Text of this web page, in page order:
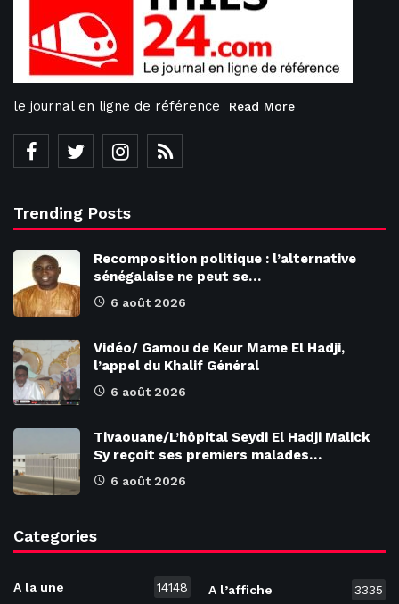
le journal en ligne de référence Read More
Trending Posts
Recomposition politique : l’alternative
sénégalaise ne peut se…
6 août 2026
Vidéo/ Gamou de Keur Mame El Hadji,
l’appel du Khalif Général
6 août 2026
Tivaouane/L’hôpital Seydi El Hadji Malick
Sy reçoit ses premiers malades…
6 août 2026
Categories
A la une 14148 A l’affiche 3335